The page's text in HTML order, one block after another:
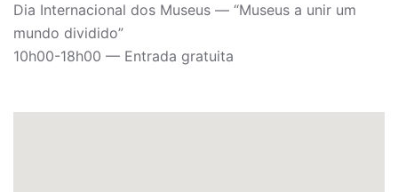
Dia Internacional dos Museus — “Museus a unir um
mundo dividido”
10h00-18h00 — Entrada gratuita